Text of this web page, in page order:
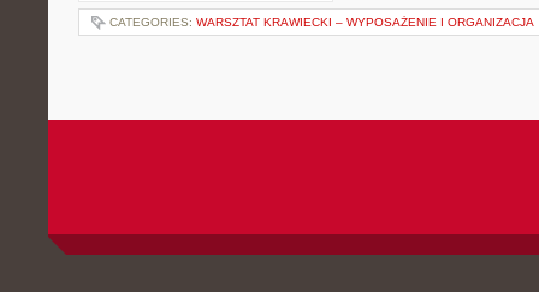
CATEGORIES: WARSZTAT KRAWIECKI – WYPOSAŻENIE I ORGANIZACJA